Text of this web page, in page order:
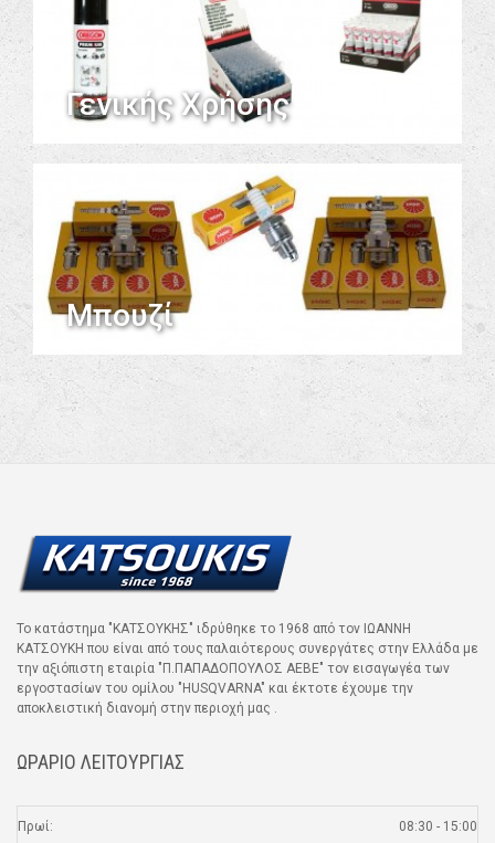
Γενικής Χρήσης
Μπουζί
Το κατάστημα "ΚΑΤΣΟΥΚΗΣ" ιδρύθηκε το 1968 από τον ΙΩΑΝΝΗ
ΚΑΤΣΟΥΚΗ που είναι από τους παλαιότερους συνεργάτες στην Ελλάδα με
την αξιόπιστη εταιρία "Π.ΠΑΠΑΔΟΠΟΥΛΟΣ ΑΕΒΕ" τον εισαγωγέα των
εργοστασίων του ομίλου "HUSQVARNA" και έκτοτε έχουμε την
αποκλειστική διανομή στην περιοχή μας .
ΩΡΑΡΙΟ ΛΕΙΤΟΥΡΓΙΑΣ
Πρωί: 08:30 - 15:00